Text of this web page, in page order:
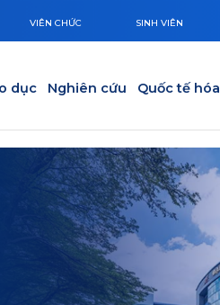
VIÊN CHỨC SINH VIÊN
dục Nghiên cứu Quốc tế hóa